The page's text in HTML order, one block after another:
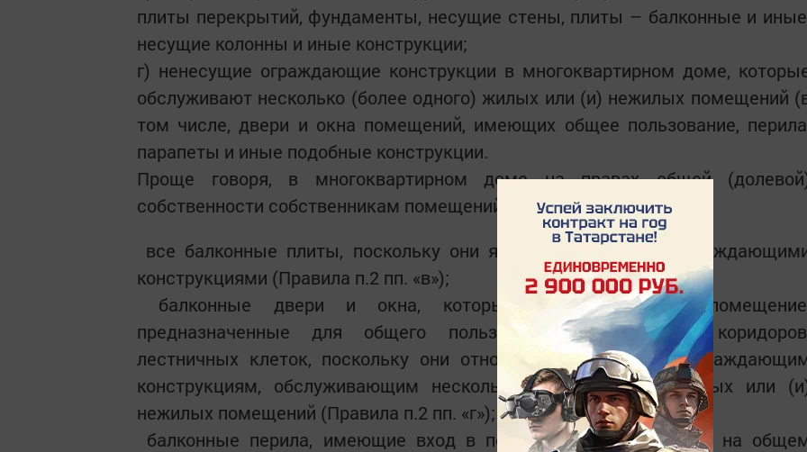
плиты перекрытий, фундаменты, несущие стены, плиты – балконные и
несущие колонны и иные конструкции;
г) ненесущие ограждающие конструкции в многоквартирном доме,
обслуживают несколько (более одного) жилых или (и) нежилых помещений
том числе, двери и окна помещений, имеющих общее пользование,
парапеты и иные подобные конструкции.
Проще говоря, в многоквартирном доме на правах общей
собственности собственникам помещений принадлежат:
все балконные плиты, поскольку они являются несущими
конструкциями (Правила п.2 пп. «в»);
балконные двери и окна, которые имеют вход в
предназначенные для общего пользования, типа общих
лестничных клеток, поскольку они относятся к ненесущим
конструкциям, обслуживающим несколько (более одного) жилых или
нежилых помещений (Правила п.2 пп. «г»);
балконные перила, имеющие вход в помещения, находящиеся на